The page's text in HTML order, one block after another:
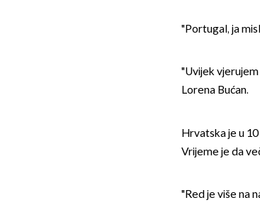
"Portugal, ja
"Uvijek
Lorena Bućan.
Hrvatska je u
Vrijeme je da
"Red je više na